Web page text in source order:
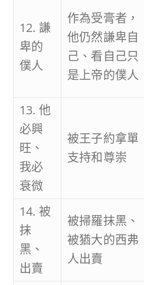
12. 謙
卑的
僕人
作為受膏者，
他仍然謙卑自
己、看自己只
是上帝的僕人
13. 他
必興
旺、
我必
衰微
被王子約拿單
支持和尊崇
14. 被
抹
黑、
出賣
被掃羅抹黑、
被猶大的西弗
人出賣